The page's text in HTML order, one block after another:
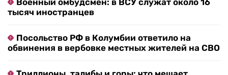
Военный омбудсмен: в ВСУ служат около 16
тысяч иностранцев
Посольство РФ в Колумбии ответило на
обвинения в вербовке местных жителей на СВО